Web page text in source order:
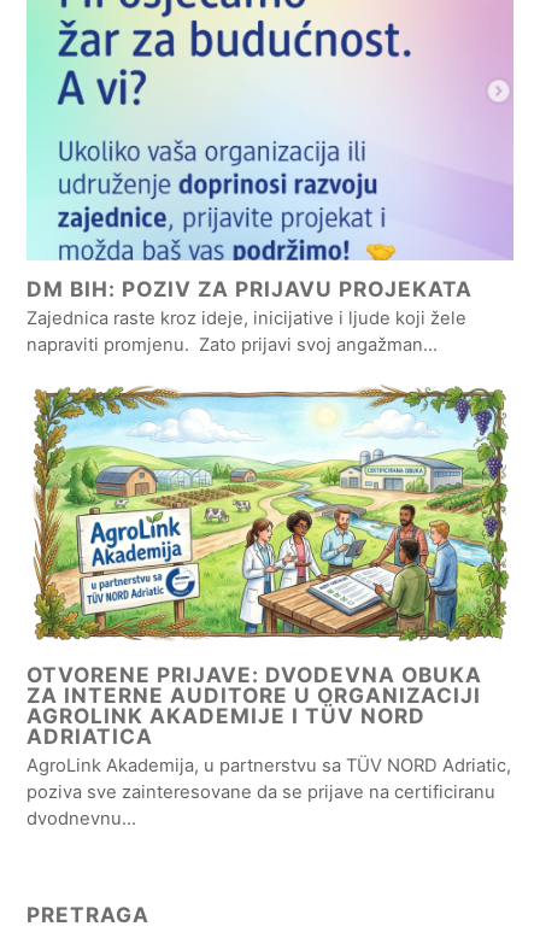
DM BIH: POZIV ZA PRIJAVU PROJEKATA
Zajednica raste kroz ideje, inicijative i ljude koji žele
napraviti promjenu. Zato prijavi svoj angažman…
OTVORENE PRIJAVE: DVODEVNA OBUKA
ZA INTERNE AUDITORE U ORGANIZACIJI
AGROLINK AKADEMIJE I TÜV NORD
ADRIATICA
AgroLink Akademija, u partnerstvu sa TÜV NORD Adriatic,
poziva sve zainteresovane da se prijave na certificiranu
dvodnevnu…
PRETRAGA